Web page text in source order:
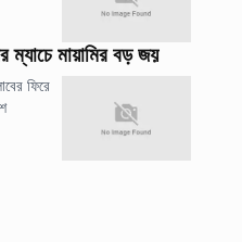
ম্যাচে মায়ামির বড় জয়
ফিরে